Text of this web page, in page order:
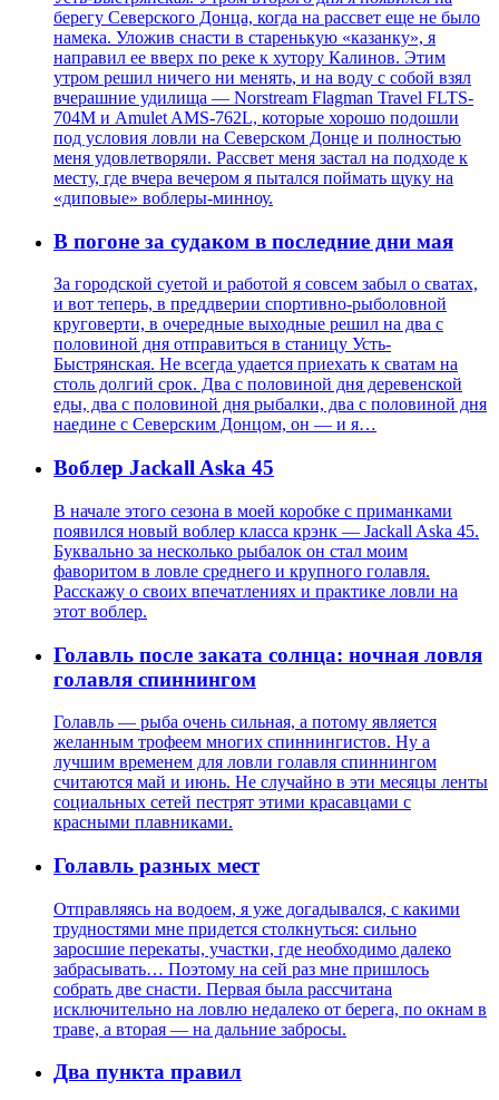
берегу Северского Донца, когда на рассвет еще не было
намека. Уложив снасти в старенькую «казанку», я
направил ее вверх по реке к хутору Калинов. Этим
утром решил ничего ни менять, и на воду с собой взял
вчерашние удилища — Norstream Flagman Travel FLTS-
704M и Amulet AMS-762L, которые хорошо подошли
под условия ловли на Северском Донце и полностью
меня удовлетворяли. Рассвет меня застал на подходе к
месту, где вчера вечером я пытался поймать щуку на
«диповые» воблеры-минноу.
В погоне за судаком в последние дни мая
За городской суетой и работой я совсем забыл о сватах,
и вот теперь, в преддверии спортивно-рыболовной
круговерти, в очередные выходные решил на два с
половиной дня отправиться в станицу Усть-
Быстрянская. Не всегда удается приехать к сватам на
столь долгий срок. Два с половиной дня деревенской
еды, два с половиной дня рыбалки, два с половиной дня
наедине с Северским Донцом, он — и я…
Воблер Jackall Aska 45
В начале этого сезона в моей коробке с приманками
появился новый воблер класса крэнк — Jackall Aska 45.
Буквально за несколько рыбалок он стал моим
фаворитом в ловле среднего и крупного голавля.
Расскажу о своих впечатлениях и практике ловли на
этот воблер.
Голавль после заката солнца: ночная ловля
голавля спиннингом
Голавль — рыба очень сильная, а потому является
желанным трофеем многих спиннингистов. Ну а
лучшим временем для ловли голавля спиннингом
считаются май и июнь. Не случайно в эти месяцы ленты
социальных сетей пестрят этими красавцами с
красными плавниками.
Голавль разных мест
Отправляясь на водоем, я уже догадывался, с какими
трудностями мне придется столкнуться: сильно
заросшие перекаты, участки, где необходимо далеко
забрасывать… Поэтому на сей раз мне пришлось
собрать две снасти. Первая была рассчитана
исключительно на ловлю недалеко от берега, по окнам в
траве, а вторая — на дальние забросы.
Два пункта правил